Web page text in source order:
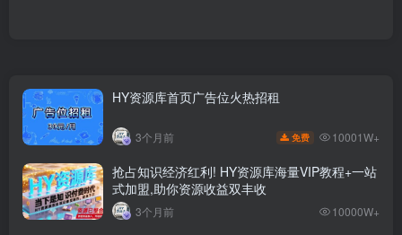
HY资源库首页广告位火热招租
3个月前 免费 10001W+
抢占知识经济红利! HY资源库海量VIP教程+一站
式加盟,助你资源收益双丰收
3个月前 10000W+